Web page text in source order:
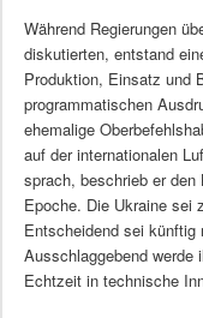
Während Regierungen
diskutierten, entstand
Produktion, Einsatz und
programmatischen
ehemalige
auf der internationalen
sprach, beschrieb er
Epoche. Die Ukraine sei
Entscheidend sei künftig
Ausschlaggebend werde
Echtzeit in technische